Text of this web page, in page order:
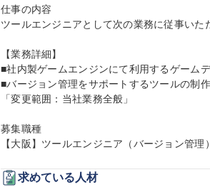
仕事の内容
ツールエンジニアとして次の業務に従事いた
【業務詳細】
■社内製ゲームエンジンにて利用するゲーム
■バージョン管理をサポートするツールの制作
「変更範囲：当社業務全般」
募集職種
【大阪】ツールエンジニア（バージョン管
求めている人材